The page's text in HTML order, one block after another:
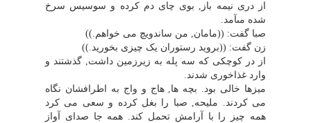
از درى نیمه باز, بوى چاى دم کرده و سوسیس سرخ
شده مىآمد.
صبا گفت: ((مامان, من ساندویچ مى خواهم.))
زن گفت: ((بروید رستوران یک چیزى بخورید.))
از در کوچکى که سه پله به زیرزمین داشت, گذشتند و
وارد غذاخورى شدند.
میزها خالى بود. بچه ها, هاج و واج به اطرافشان نگاه
مى کردند. ملیحه, صبا را بغل کرده و سعى مى کرد
همه چیز را با آرامش تحمل کند. همه جا صداى آواز